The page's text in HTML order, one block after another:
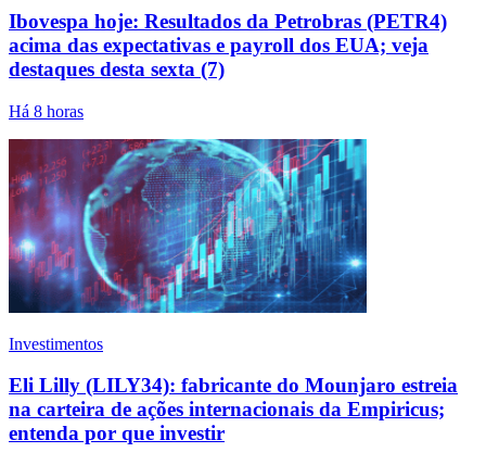
Ibovespa hoje: Resultados da Petrobras (PETR4)
acima das expectativas e payroll dos EUA; veja
destaques desta sexta (7)
Há 8 horas
Investimentos
Eli Lilly (LILY34): fabricante do Mounjaro estreia
na carteira de ações internacionais da Empiricus;
entenda por que investir